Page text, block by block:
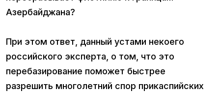
Азербайджана?
При этом ответ, данный устами некоего
российского эксперта, о том, что это
перебазирование поможет быстрее
разрешить многолетний спор прикаспийских